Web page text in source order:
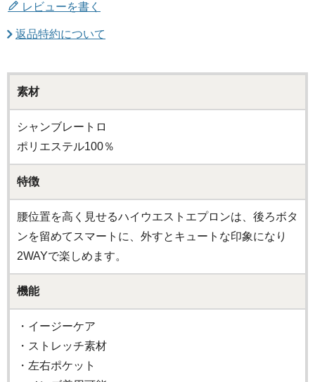
レビューを書く
返品特約について
素材
シャンブレートロ
ポリエステル100％
特徴
腰位置を高く見せるハイウエストエプロンは、後ろボタ
ンを留めてスマートに、外すとキュートな印象になり
2WAYで楽しめます。
機能
・イージーケア
・ストレッチ素材
・左右ポケット